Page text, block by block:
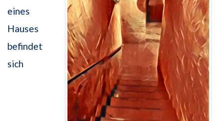
eines
Hauses
befindet
sich